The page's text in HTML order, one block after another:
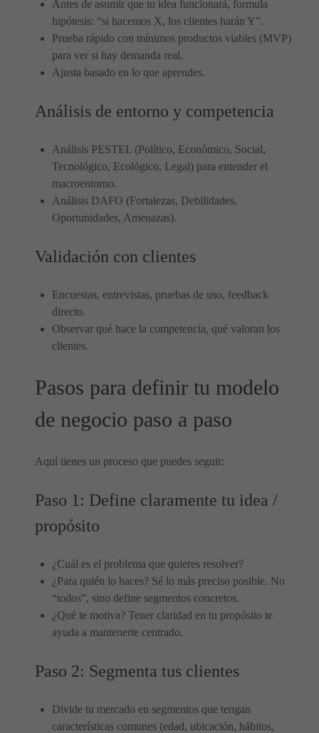
Antes de asumir que tu idea funcionará, formula
hipótesis: “si hacemos X, los clientes harán Y”.
Prueba rápido con mínimos productos viables (MVP)
para ver si hay demanda real.
Ajusta basado en lo que aprendes.
Análisis de entorno y competencia
Análisis PESTEL (Político, Económico, Social,
Tecnológico, Ecológico, Legal) para entender el
macroentorno.
Análisis DAFO (Fortalezas, Debilidades,
Oportunidades, Amenazas).
Validación con clientes
Encuestas, entrevistas, pruebas de uso, feedback
directo.
Observar qué hace la competencia, qué valoran los
clientes.
Pasos para definir tu modelo
de negocio paso a paso
Aquí tienes un proceso que puedes seguir:
Paso 1: Define claramente tu idea /
propósito
¿Cuál es el problema que quieres resolver?
¿Para quién lo haces? Sé lo más preciso posible. No
“todos”, sino define segmentos concretos.
¿Qué te motiva? Tener claridad en tu propósito te
ayuda a mantenerte centrado.
Paso 2: Segmenta tus clientes
Divide tu mercado en segmentos que tengan
características comunes (edad, ubicación, hábitos,